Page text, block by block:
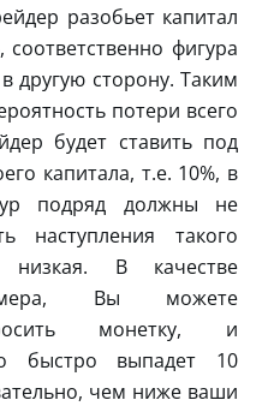
разобьет капитал
фигура
другую сторону. Таким
потери всего
будет ставить под
капитала, т.е. 10%, в
подряд должны не
наступления такого
низкая. В качестве
Вы можете
монетку, и
быстро выпадет 10
чем ниже ваши